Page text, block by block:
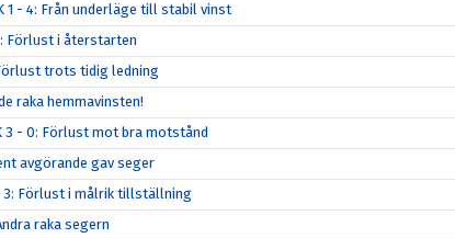
1 - 4: Från underläge till stabil vinst
Förlust i återstarten
trots tidig ledning
raka hemmavinsten!
3 - 0: Förlust mot bra motstånd
avgörande gav seger
3: Förlust i målrik tillställning
raka segern